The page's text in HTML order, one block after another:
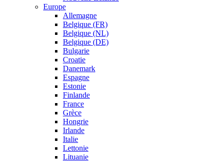
Europe
Allemagne
Belgique (FR)
Belgique (NL)
Belgique (DE)
Bulgarie
Croatie
Danemark
Espagne
Estonie
Finlande
France
Grèce
Hongrie
Irlande
Italie
Lettonie
Lituanie